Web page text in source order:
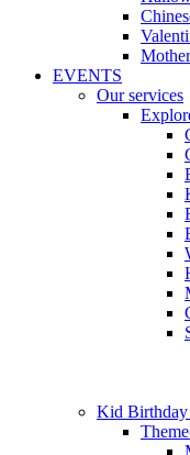
EVENTS
Our services
Kid Birthday